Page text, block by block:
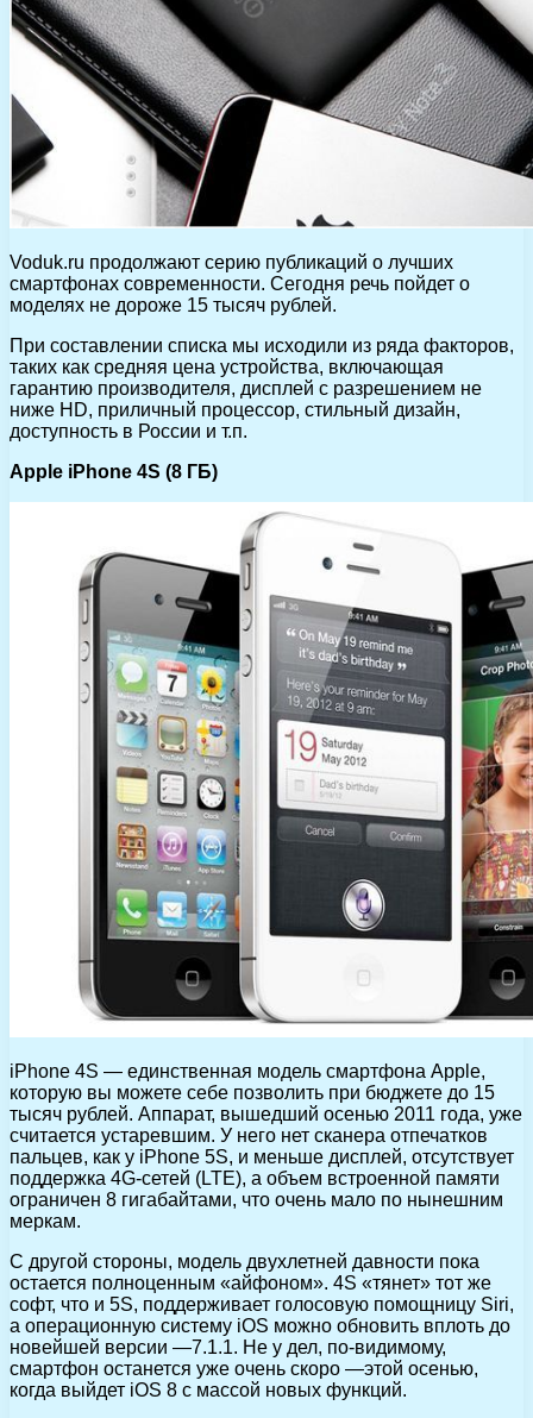
Voduk.ru продолжают серию публикаций о лучших
смартфонах современности. Сегодня речь пойдет о
моделях не дороже 15 тысяч рублей.
При составлении списка мы исходили из ряда факторов,
таких как средняя цена устройства, включающая
гарантию производителя, дисплей с разрешением не
ниже HD, приличный процессор, стильный дизайн,
доступность в России и т.п.
Apple iPhone 4S (8 ГБ)
iPhone 4S — единственная модель смартфона Apple,
которую вы можете себе позволить при бюджете до 15
тысяч рублей. Аппарат, вышедший осенью 2011 года, уже
считается устаревшим. У него нет сканера отпечатков
пальцев, как у iPhone 5S, и меньше дисплей, отсутствует
поддержка 4G-сетей (LTE), а объем встроенной памяти
ограничен 8 гигабайтами, что очень мало по нынешним
меркам.
С другой стороны, модель двухлетней давности пока
остается полноценным «айфоном». 4S «тянет» тот же
софт, что и 5S, поддерживает голосовую помощницу Siri,
а операционную систему iOS можно обновить вплоть до
новейшей версии —7.1.1. Не у дел, по-видимому,
смартфон останется уже очень скоро —этой осенью,
когда выйдет iOS 8 с массой новых функций.